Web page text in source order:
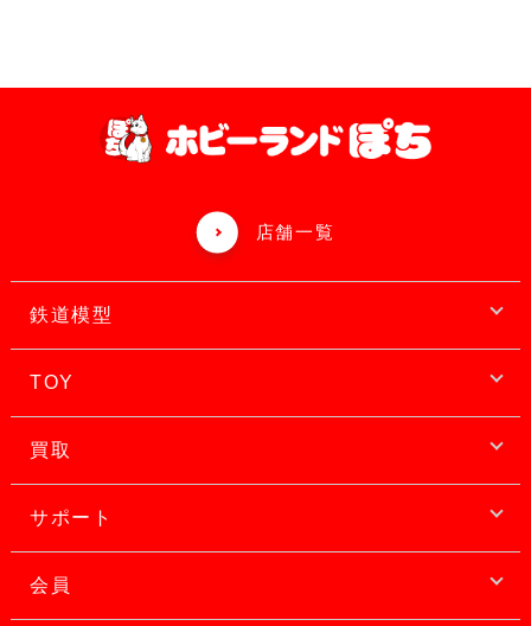
店舗一覧
鉄道模型
TOY
買取
サポート
会員